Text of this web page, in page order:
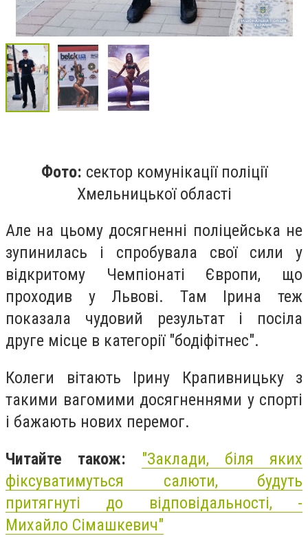
Фото: сектор комунікації поліції
Хмельницької області
Але на цьому досягненні поліцейська не
зупинилась і спробувала свої сили у
відкритому Чемпіонаті Європи, що
проходив у Львові. Там Ірина теж
показала чудовий результат і посіла
друге місце в категорії "бодіфітнес".
Колеги вітають Ірину Крапивницьку з
такими вагомими досягненнями у спорті
і бажають нових перемог.
Читайте також: "Заклади, біля яких
фіксуватимуться салюти, будуть
притягнуті до відповідальності, -
Михайло Сімашкевич"